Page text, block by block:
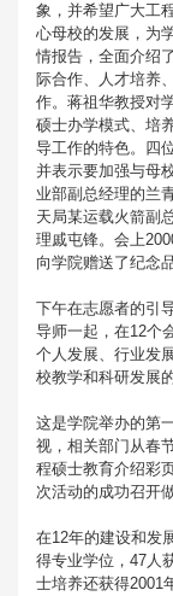
象，并希望广大工
心母校的发展，为
情报告，全面介绍
际合作、人才培养
作。蒋祖华教授对
硕士办学模式、培
导工作的特色。四
并表示要加强与母
业部副总经理的兰
天局某运载火箭副
理戚屯锋。会上
向学院赠送了纪念品
下午在志愿者的引
导师一起，在12个
个人发展、行业发
校教学和科研发展
这是学院举办的第
视，相关部门从春
程硕士教育介绍彩
次活动的成功召开
在12年的建设和发
得专业学位，47人
士培养还获得2001